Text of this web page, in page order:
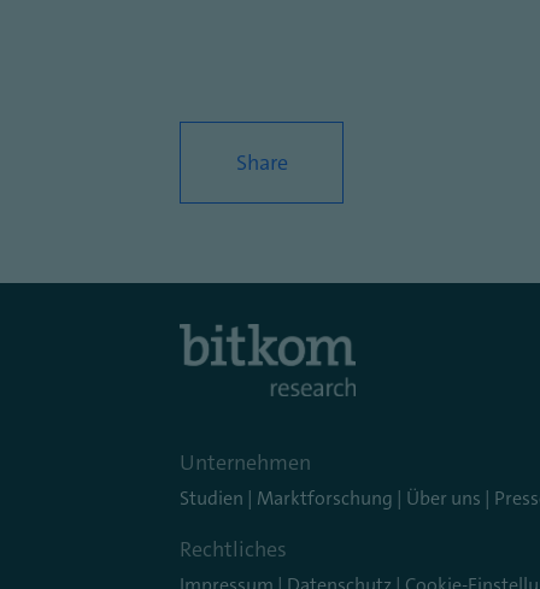
Share
Unternehmen
Studien | Marktforschung | Über uns |
Rechtliches